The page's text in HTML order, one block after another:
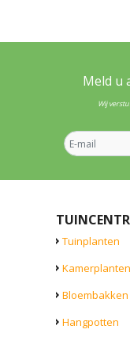
Meld u
Wij
Tuinplanten
Kamerplanten
Bloembakken
Hangpotten